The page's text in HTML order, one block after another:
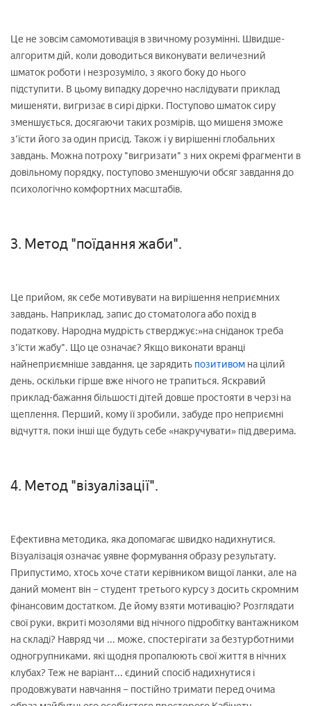
Це не зовсім самомотивація в звичному розумінні. Швидше-
алгоритм дій, коли доводиться виконувати величезний
шматок роботи і незрозуміло, з якого боку до нього
підступити. В цьому випадку доречно наслідувати приклад
мишеняти, вигризає в сирі дірки. Поступово шматок сиру
зменшується, досягаючи таких розмірів, що мишеня зможе
з'їсти його за один присід. Також і у вирішенні глобальних
завдань. Можна потроху "вигризати" з них окремі фрагменти в
довільному порядку, поступово зменшуючи обсяг завдання до
психологічно комфортних масштабів.
3. Метод "поїдання жаби".
Це прийом, як себе мотивувати на вирішення неприємних
завдань. Наприклад, запис до стоматолога або похід в
податкову. Народна мудрість стверджує:»на сніданок треба
з'їсти жабу". Що це означає? Якщо виконати вранці
найнеприємніше завдання, це зарядить позитивом на цілий
день, оскільки гірше вже нічого не трапиться. Яскравий
приклад-бажання більшості дітей довше простояти в черзі на
щеплення. Перший, кому її зробили, забуде про неприємні
відчуття, поки інші ще будуть себе «накручувати» під дверима.
4. Метод "візуалізації".
Ефективна методика, яка допомагає швидко надихнутися.
Візуалізація означає уявне формування образу результату.
Припустимо, хтось хоче стати керівником вищої ланки, але на
даний момент він – студент третього курсу з досить скромним
фінансовим достатком. Де йому взяти мотивацію? Розглядати
свої руки, вкриті мозолями від нічного підробітку вантажником
на складі? Навряд чи ... може, спостерігати за безтурботними
одногрупниками, які щодня пропалюють свої життя в нічних
клубах? Теж не варіант... єдиний спосіб надихнутися і
продовжувати навчання – постійно тримати перед очима